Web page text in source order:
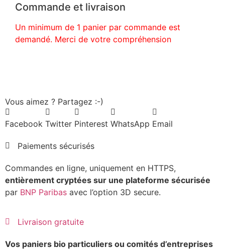
Commande et livraison
Un minimum de 1 panier par commande est
demandé. Merci de votre compréhension
Vous aimez ? Partagez :-)
Facebook Twitter Pinterest WhatsApp Email
Paiements sécurisés
Commandes en ligne, uniquement en HTTPS,
entièrement cryptées sur une plateforme sécurisée
par BNP Paribas avec l’option 3D secure.
Livraison gratuite
Vos paniers bio particuliers ou comités d’entreprises